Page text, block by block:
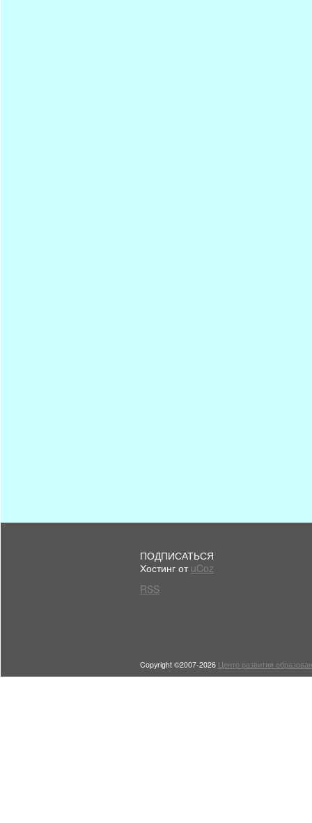
ПОДПИСАТЬСЯ
Хостинг от uCoz
RSS
Copyright ©2007-2026 Центр развития